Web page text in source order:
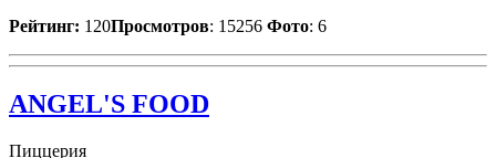
Рейтинг: 120Просмотров: 15256 Фото: 6
ANGEL'S FOOD
Пиццерия